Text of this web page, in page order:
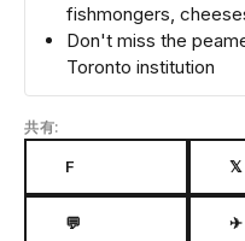
fishmongers,
Don't miss the
Toronto institution
共有:
F 𝕏
💬 ✈